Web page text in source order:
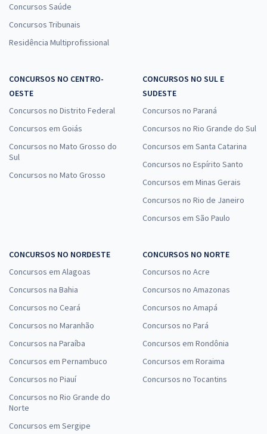
Concursos Saúde
Concursos Tribunais
Residência Multiprofissional
CONCURSOS NO CENTRO-
OESTE
Concursos no Distrito Federal
Concursos em Goiás
Concursos no Mato Grosso do
Sul
Concursos no Mato Grosso
CONCURSOS NO SUL E
SUDESTE
Concursos no Paraná
Concursos no Rio Grande do Sul
Concursos em Santa Catarina
Concursos no Espírito Santo
Concursos em Minas Gerais
Concursos no Rio de Janeiro
Concursos em São Paulo
CONCURSOS NO NORDESTE
Concursos em Alagoas
Concursos na Bahia
Concursos no Ceará
Concursos no Maranhão
Concursos na Paraíba
Concursos em Pernambuco
Concursos no Piauí
Concursos no Rio Grande do
Norte
Concursos em Sergipe
CONCURSOS NO NORTE
Concursos no Acre
Concursos no Amazonas
Concursos no Amapá
Concursos no Pará
Concursos em Rondônia
Concursos em Roraima
Concursos no Tocantins